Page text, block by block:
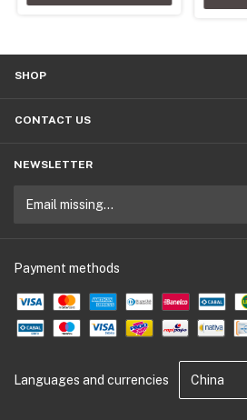
SHOP
CONTACT US
NEWSLETTER
Payment methods
Languages and currencies